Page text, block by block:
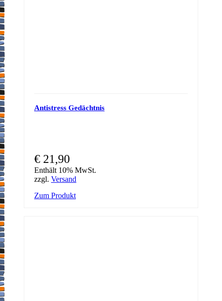
Antistress Gedächtnis
€ 21,90
Enthält 10% MwSt.
zzgl. Versand
Zum Produkt